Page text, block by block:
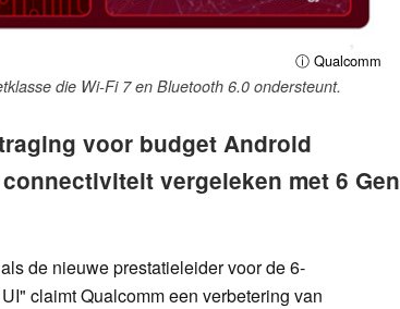
ⓘ Qualcomm
die Wi-Fi 7 en Bluetooth 6.0 ondersteunt.
voor budget Android
vergeleken met 6 Gen
de nieuwe prestatieleider voor de 6-
claimt Qualcomm een verbetering van